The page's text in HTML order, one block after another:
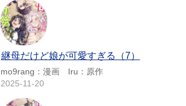
継母だけど娘が可愛すぎる（7）
mo9rang：漫画 Iru：原作
2025-11-20